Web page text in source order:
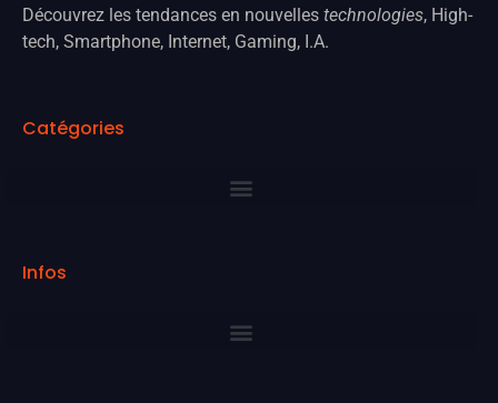
Découvrez les tendances en nouvelles technologies, High-
tech, Smartphone, Internet, Gaming, I.A.
Catégories
Infos